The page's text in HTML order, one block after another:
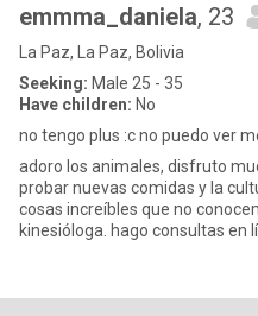
emmma_daniela, 23
La Paz, La Paz, Bolivia
Seeking: Male 25 - 35
Have children: No
no tengo plus :c no puedo ver
adoro los animales, disfruto
probar nuevas comidas y la
cosas increíbles que no
kinesióloga. hago consultas en